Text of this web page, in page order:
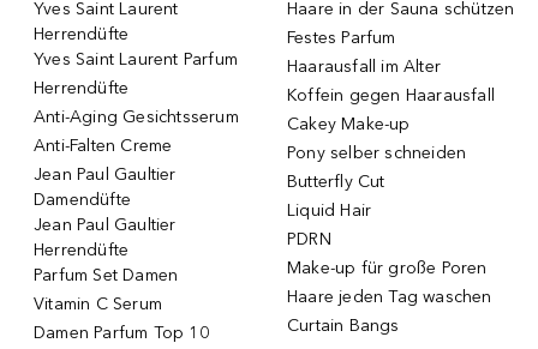
Yves Saint Laurent
Herrendüfte
Yves Saint Laurent Parfum
Herrendüfte
Anti-Aging Gesichtsserum
Anti-Falten Creme
Jean Paul Gaultier
Damendüfte
Jean Paul Gaultier
Herrendüfte
Parfum Set Damen
Vitamin C Serum
Damen Parfum Top 10
Haare in der Sauna schützen
Festes Parfum
Haarausfall im Alter
Koffein gegen Haarausfall
Cakey Make-up
Pony selber schneiden
Butterfly Cut
Liquid Hair
PDRN
Make-up für große Poren
Haare jeden Tag waschen
Curtain Bangs